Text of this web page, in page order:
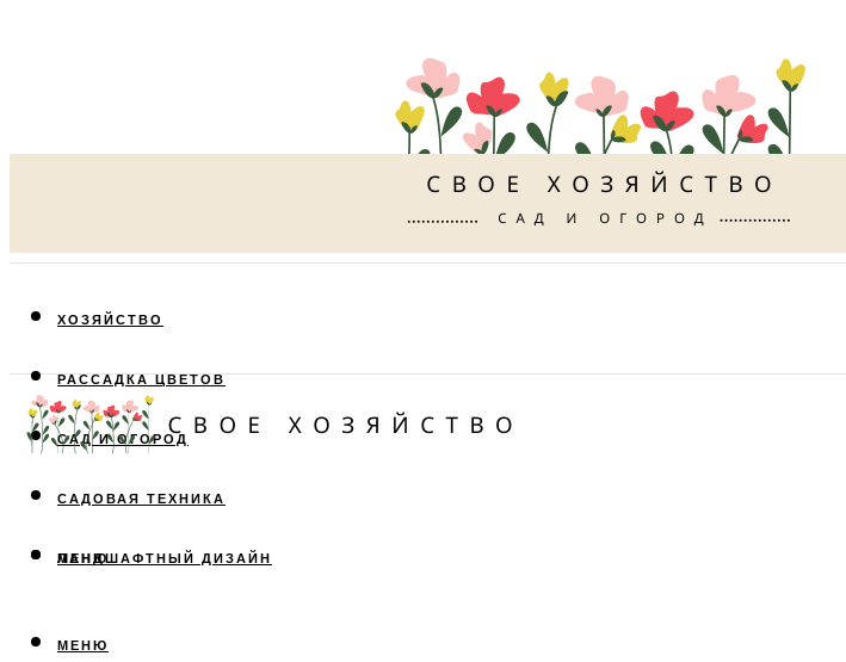
ХОЗЯЙСТВО
РАССАДКА ЦВЕТОВ
САД И ОГОРОД
САДОВАЯ ТЕХНИКА
ЛАНДШАФТНЫЙ ДИЗАЙН
МЕНЮ
МЕНЮ